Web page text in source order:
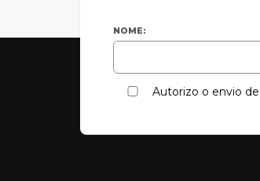
NOME:
Autorizo o envio